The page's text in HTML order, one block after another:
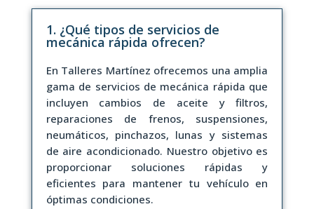
1. ¿Qué tipos de servicios de
mecánica rápida ofrecen?
En Talleres Martínez ofrecemos una amplia
gama de servicios de mecánica rápida que
incluyen cambios de aceite y filtros,
reparaciones de frenos, suspensiones,
neumáticos, pinchazos, lunas y sistemas
de aire acondicionado. Nuestro objetivo es
proporcionar soluciones rápidas y
eficientes para mantener tu vehículo en
óptimas condiciones.